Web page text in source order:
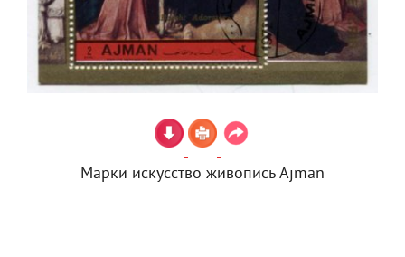
Марки искусство живопись Ajman